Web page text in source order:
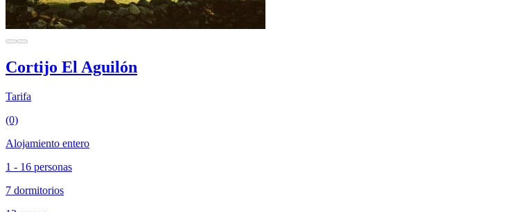
Cortijo El Aguilón
Tarifa
(0)
Alojamiento entero
1 - 16 personas
7 dormitorios